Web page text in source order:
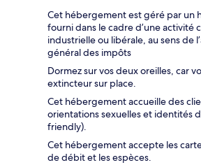
Cet hébergement est géré par un
fourni dans le cadre d’une activité
industrielle ou libérale, au sens de
général des impôts
Dormez sur vos deux oreilles, car
extincteur sur place.
Cet hébergement accueille des
orientations sexuelles et identités
friendly).
Cet hébergement accepte les
de débit et les espèces.